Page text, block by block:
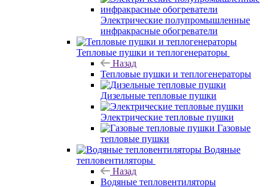
Электрические полупромышленные
инфракрасные обогреватели
Тепловые пушки и теплогенераторы
Назад
Тепловые пушки и теплогенераторы
Дизельные тепловые пушки
Электрические тепловые пушки
Газовые
тепловые пушки
Водяные
тепловентиляторы
Назад
Водяные тепловентиляторы